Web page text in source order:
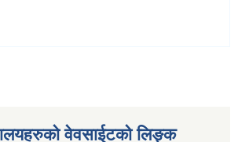
वेवसाईटको लिङ्क